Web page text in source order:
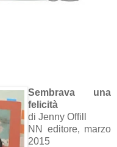
Sembrava una
felicità
di Jenny Offill
NN editore, marzo
2015